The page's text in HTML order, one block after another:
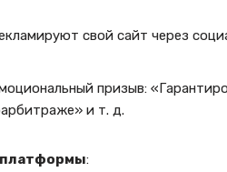
свой сайт через
призыв:
и т. д.
: